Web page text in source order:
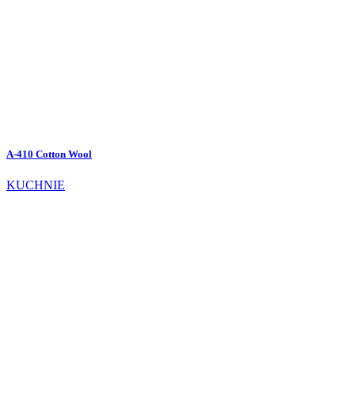
A-410 Cotton Wool
KUCHNIE